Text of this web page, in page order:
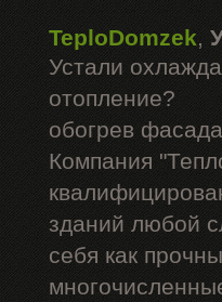
TeploDomzek,
Устали
отопление?
обогрев
Компания
зданий любой
себя как